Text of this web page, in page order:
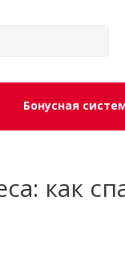
Бонусная
как